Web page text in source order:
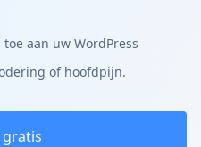
aan uw WordPress
of hoofdpijn.
gratis